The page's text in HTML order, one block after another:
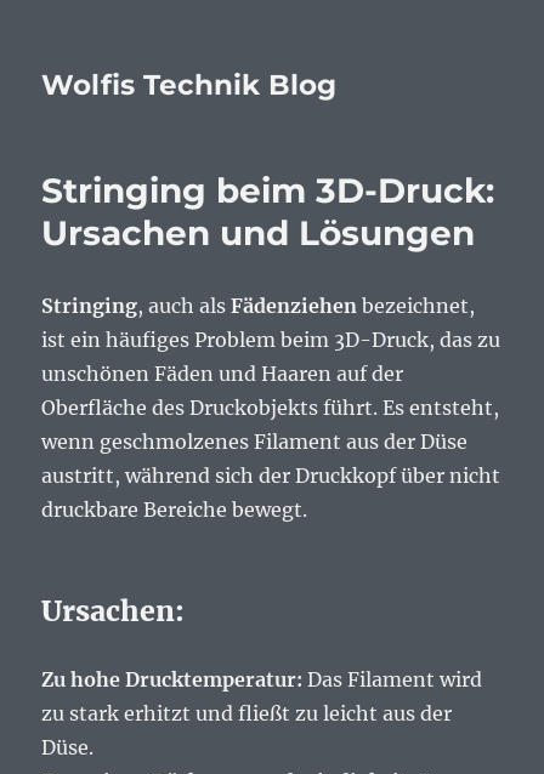
Wolfis Technik Blog
Stringing beim 3D-Druck:
Ursachen und Lösungen
Stringing, auch alsFädenziehen bezeichnet,
ist ein häufiges Problem beim 3D-Druck, das zu
unschönen Fäden und Haaren auf der
Oberfläche des Druckobjekts führt. Es entsteht,
wenn geschmolzenes Filament aus der Düse
austritt, während sich der Druckkopf über nicht
druckbare Bereiche bewegt.
Ursachen:
Zu hohe Drucktemperatur: Das Filament wird
zu stark erhitzt und fließt zu leicht aus der
Düse.